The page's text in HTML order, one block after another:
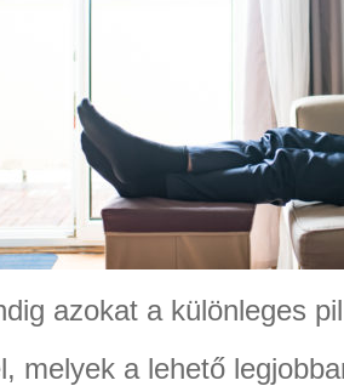
azokat a különleges
melyek a lehető